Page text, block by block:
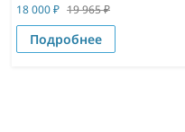
18 000₽ 19 965₽
Подробнее